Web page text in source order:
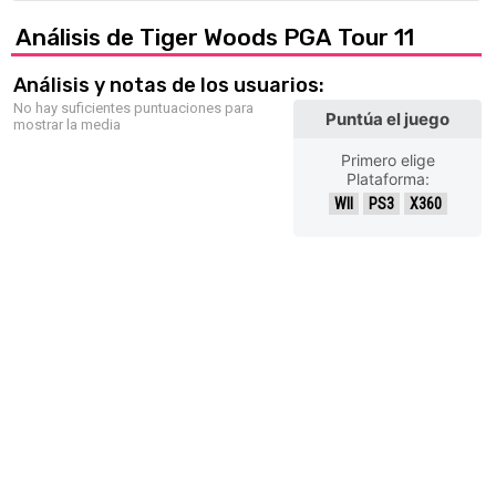
Análisis de Tiger Woods PGA Tour 11
Análisis y notas de los usuarios:
No hay suficientes puntuaciones para
mostrar la media
Puntúa el juego
Primero elige
Plataforma:
WII PS3 X360